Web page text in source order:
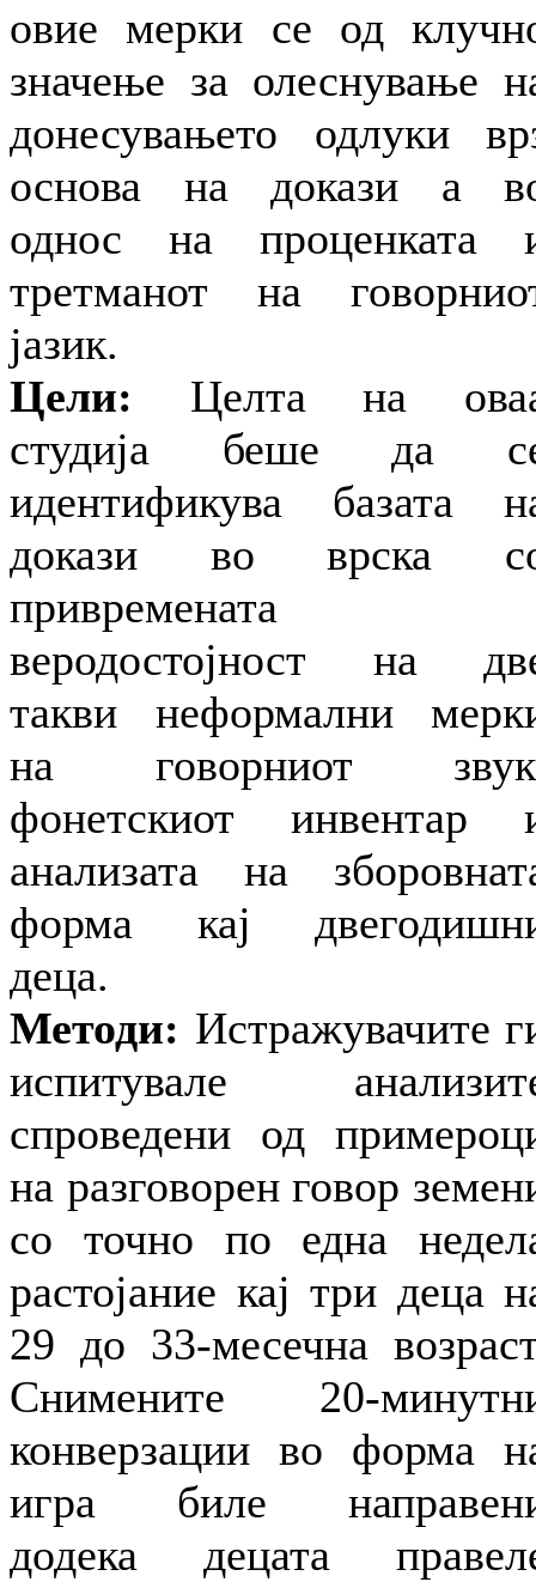
овие мерки се од
значење за олеснување
донесувањето одлуки
основа на докази а
однос на проценката
третманот на
јазик.
Цели: Целта на
студија беше да
идентификува базата
докази во врска
привремената
веродостојност на
такви неформални
на говорниот
фонетскиот инвентар
анализата на
форма кај
деца.
Методи: Истражувачите
испитувале
спроведени од
на разговорен говор
со точно по една
растојание кај три деца
29 до 33-месечна
Снимените 20-
конверзации во форма
игра биле
додека децата